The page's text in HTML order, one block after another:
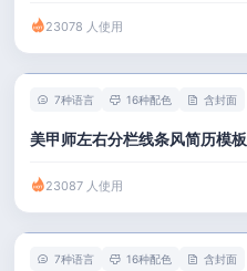
23078 人使用
7种语言 16种配色 含封面
美甲师左右分栏线条风简历模板
23087 人使用
7种语言 16种配色 含封面